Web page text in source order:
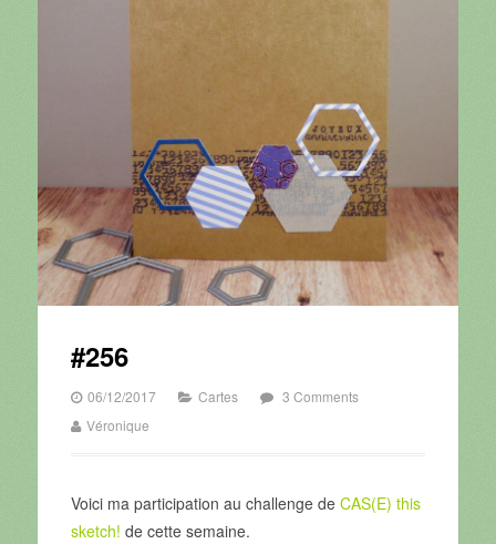
#256
06/12/2017 Cartes
3 Comments
Véronique
Voici ma participation au challenge deCAS(E) this
sketch! de cette semaine.